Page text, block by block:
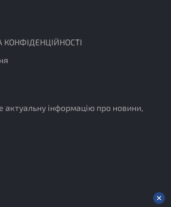
КОНФІДЕНЦІЙНОСТІ
актуальну інформацію про новини,